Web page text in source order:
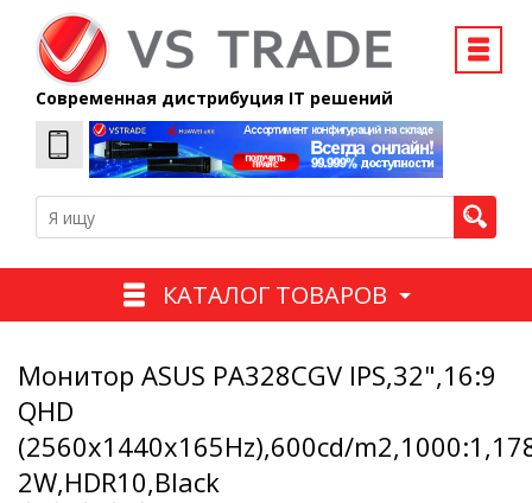
Современная дистрибуция IT решений
КАТАЛОГ ТОВАРОВ
Монитор ASUS PA328CGV IPS,32",16:9
QHD
(2560x1440x165Hz),600cd/
2W,HDR10,Black